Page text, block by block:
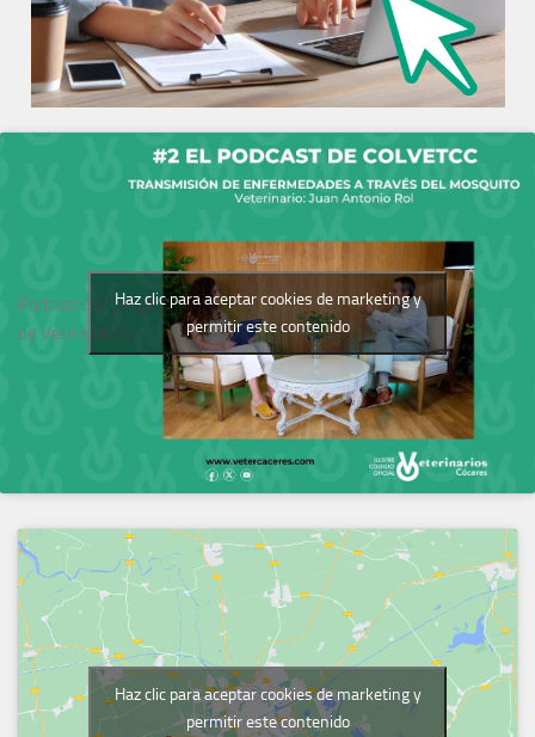
Podcast del Colegio
de Veterinarios
Haz clic para aceptar cookies de marketing y
permitir este contenido
Haz clic para aceptar cookies de marketing y
permitir este contenido